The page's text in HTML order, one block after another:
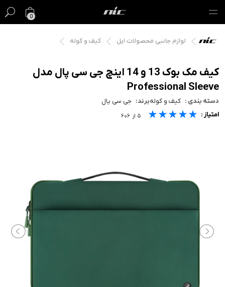
0
گیفت کارت
فروش ویژه
مک
آیفون
اپل واچ
لوازم جانبی محصولات اپل کیف و کوله
کیف مک بوک 13 و 14 اینچ جی سی پال مدل
Professional Sleeve
دسته بندی : کیف و کولهبرند: جی سی پال
امتیاز : ★★★★★
★★★★★
★★★★★ ۵ از ۶۰۶